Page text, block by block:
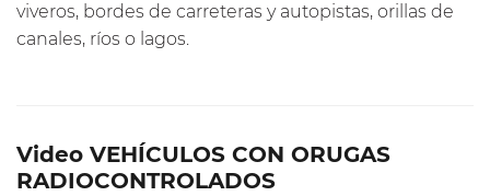
viveros, bordes de carreteras y autopistas, orillas de
canales, ríos o lagos.
Video VEHÍCULOS CON ORUGAS
RADIOCONTROLADOS